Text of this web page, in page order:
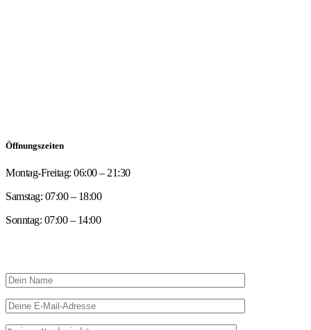
Öffnungszeiten
Montag-Freitag: 06:00 – 21:30
Samstag: 07:00 – 18:00
Sonntag: 07:00 – 14:00